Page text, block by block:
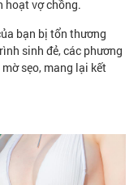
hoạt vợ chồng.
bạn bị tổn thương
sinh đẻ, các phương
sẹo, mang lại kết